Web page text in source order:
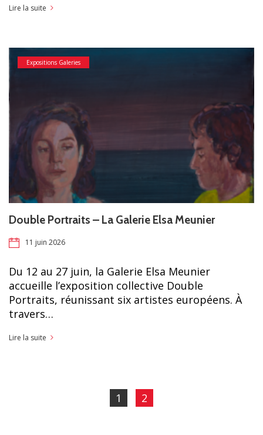
Lire la suite
Expositions Galeries
Double Portraits – La Galerie Elsa Meunier
11 juin 2026
Du 12 au 27 juin, la Galerie Elsa Meunier
accueille l’exposition collective Double
Portraits, réunissant six artistes européens. À
travers…
Lire la suite
1 2